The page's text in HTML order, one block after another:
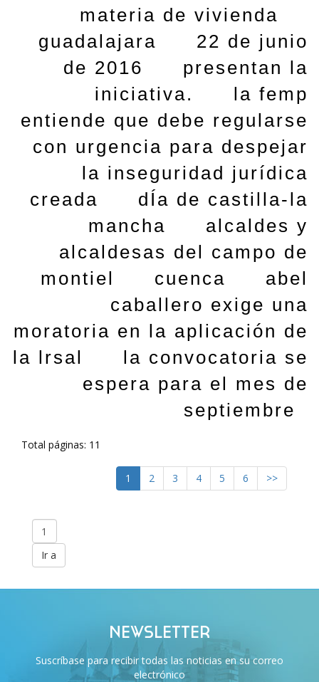
materia de vivienda
guadalajara
22 de junio
de 2016
presentan la
iniciativa.
la femp
entiende que debe regularse
con urgencia para despejar
la inseguridad jurídica
creada
dÍa de castilla-la
mancha
alcaldes y
alcaldesas del campo de
montiel
cuenca
abel
caballero exige una
moratoria en la aplicación de
la lrsal
la convocatoria se
espera para el mes de
septiembre
Total páginas: 11
1 2 3 4 5 6 >>
NEWSLETTER
Suscríbase para recibir todas las noticias en su correo
electrónico